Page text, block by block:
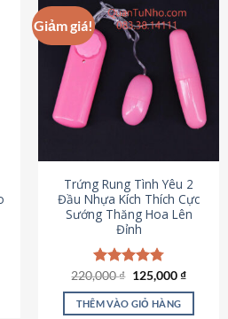
có
nhiều
biến
thể.
Các
tùy
chọn
được
chọn
trên
trang
sản
phẩm
Giảm giá!
Trứng Rung Tình Yêu 2
Đầu Nhựa Kích Thích Cực
Sướng Thăng Hoa Lên
Đỉnh
Được xếp
hạng4.79
5 sao
220,000₫ Giá
là:
220,000 ₫.
125,000₫Giá
tại
THÊM VÀO GIỎ HÀNG